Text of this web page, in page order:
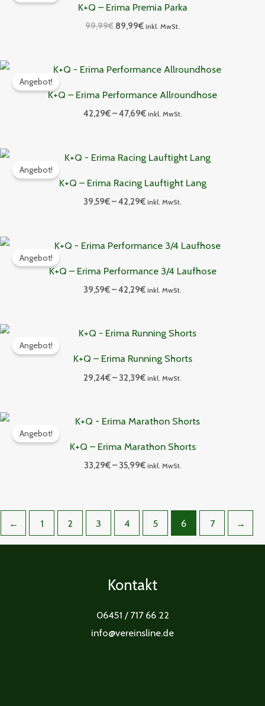
K+Q – Erima Premia Parka
99,99€
99,99€
89,99€
89,99€.
inkl. MwSt.
Angebot!
K+Q – Erima Performance Allroundhose
42,29€–47,69€
Preisspanne:
42,29€
47,69€
inkl. MwSt.
Angebot!
K+Q – Erima Racing Lauftight Lang
39,59€–42,29€
Preisspanne:
39,59€
42,29€
inkl. MwSt.
Angebot!
K+Q – Erima Performance 3/4 Laufhose
39,59€–42,29€
Preisspanne:
39,59€
42,29€
inkl. MwSt.
Angebot!
K+Q – Erima Running Shorts
29,24€– 32,39€
Preisspanne:
29,24€
32,39€
inkl. MwSt.
Angebot!
K+Q – Erima Marathon Shorts
33,29€– 35,99€
Preisspanne:
33,29€
35,99€
inkl. MwSt.
← 1 2 3 4 5 6 7 →
Kontakt
06451 / 717 66 22
info@vereinsline.de